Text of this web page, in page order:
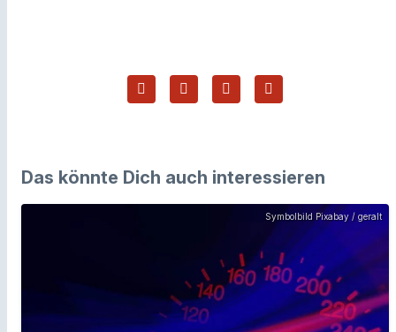
Das könnte Dich auch interessieren
Symbolbild Pixabay / geralt